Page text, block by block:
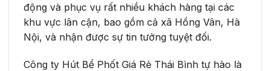
động và phục vụ rất nhiều khách hàng tại các
khu vực lân cận, bao gồm cả xã Hồng Vân, Hà
Nội, và nhận được sự tin tưởng tuyệt đối.
Công ty Hút Bể Phốt Giá Rẻ Thái Bình tự hào là